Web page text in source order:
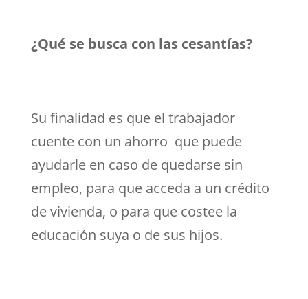
¿Qué se busca con las cesantías?
Su finalidad es que el trabajador
cuente con un ahorro que puede
ayudarle en caso de quedarse sin
empleo, para que acceda a un crédito
de vivienda, o para que costee la
educación suya o de sus hijos.